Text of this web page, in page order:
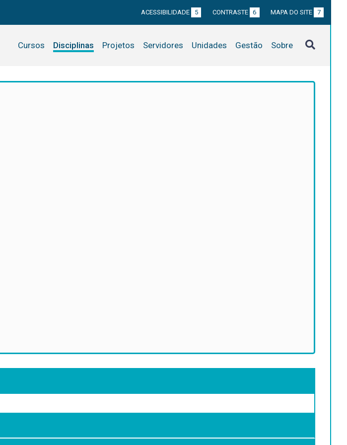
ACESSIBILIDADE 5 CONTRASTE 6 MAPA DO SITE 7
Cursos Disciplinas Projetos Servidores Unidades Gestão Sobre